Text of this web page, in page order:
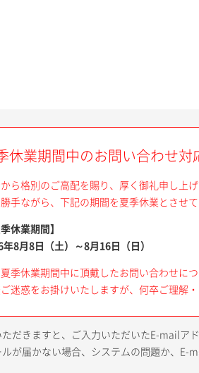
休業期間中のお問い合わせ対
ら格別のご高配を賜り、厚く御礼申し上げ
手ながら、下記の期間を夏季休業とさせ
季休業期間】
年8月8日（土）～8月16日（日）
季休業期間中に頂戴したお問い合わせに
迷惑をお掛けいたしますが、何卒ご理解
ただきますと、ご入力いただいたE-mailア
ルが届かない場合、システムの問題か、E-